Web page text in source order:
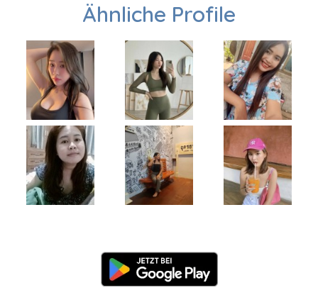
Ähnliche Profile